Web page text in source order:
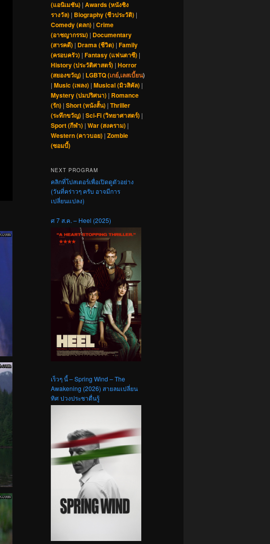
(แอนิเมชัน) | Awards (หนังชิง
รางวัล) | Biography (ชีวประวัติ) |
Comedy (ตลก) | Crime
(อาชญากรรม) | Documentary
(สารคดี) | Drama (ชีวิต) | Family
(ครอบครัว) | Fantasy (แฟนตาซี) |
History (ประวัติศาสตร์) | Horror
(สยองขวัญ) | LGBTQ (เกย์,เลสเบี้ยน)
| Music (เพลง) | Musical (มิวสิคัล) |
Mystery (ปมปริศนา) | Romance
(รัก) | Short (หนังสั้น) | Thriller
(ระทึกขวัญ) | Sci-Fi (วิทยาศาสตร์) |
Sport (กีฬา) | War (สงคราม) |
Western (คาวบอย) | Zombie
(ซอมบี้)
NEXT PROGRAM
คลิกที่โปสเตอร์เพื่อเปิดดูตัวอย่าง
(วันที่คร่าวๆ ครับ อาจมีการ
เปลี่ยนแปลง)
ศ 7 ส.ค. – Heel (2025)
เร็วๆ นี้ – Spring Wind – The
Awakening (2026) สายลมเปลี่ยน
ทิศ ปวงประชาตื่นรู้